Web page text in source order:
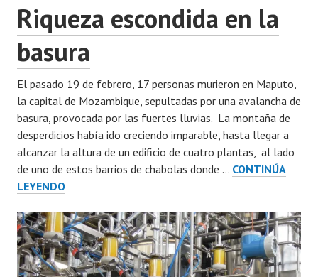
Riqueza escondida en la
basura
El pasado 19 de febrero, 17 personas murieron en Maputo,
la capital de Mozambique, sepultadas por una avalancha de
basura, provocada por las fuertes lluvias. La montaña de
desperdicios había ido creciendo imparable, hasta llegar a
alcanzar la altura de un edificio de cuatro plantas, al lado
de uno de estos barrios de chabolas donde … CONTINÚA
LEYENDORIQUEZA
EN
LA
BASURA